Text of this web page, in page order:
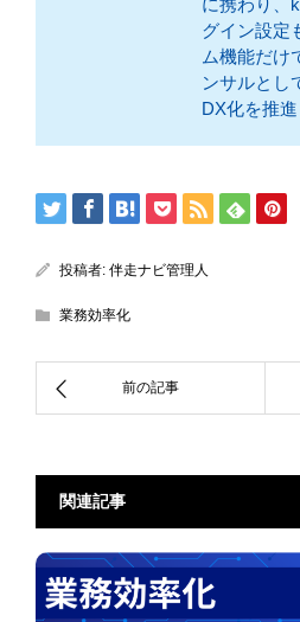
に携わり、
グイン設定
ム機能だけ
ンサルとし
DX化を推進
投稿者: 伴走ナビ管理人
業務効率化
関連記事